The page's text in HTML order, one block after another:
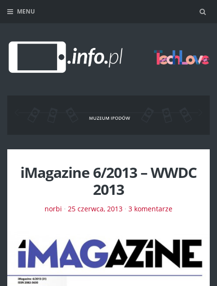
MENU
iMagazine 6/2013 – WWDC
2013
norbi · 25 czerwca, 2013 · 3 komentarze